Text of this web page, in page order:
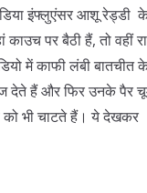
इंफ्लुएंसर आशू रेड्डी
पर बैठी हैं, तो वहीं
में काफी लंबी बातचीत
देते हैं और फिर उनके पैर
को भी चाटते हैं। ये देखकर